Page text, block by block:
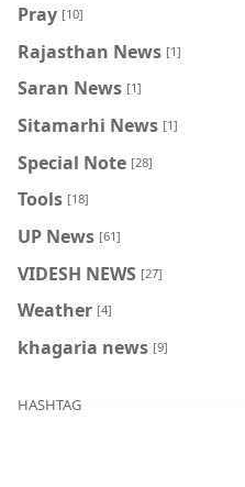
Pray [10]
Rajasthan News [1]
Saran News [1]
Sitamarhi News [1]
Special Note [28]
Tools [18]
UP News [61]
VIDESH NEWS [27]
Weather [4]
khagaria news [9]
HASHTAG